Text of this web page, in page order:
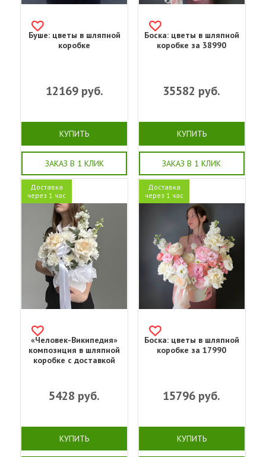
Буше: цветы в шляпной
коробке
12169руб.
КУПИТЬ
ЗАКАЗ В 1 КЛИК
Боска: цветы в шляпной
коробке за 38990
35582 руб.
КУПИТЬ
ЗАКАЗ В 1 КЛИК
Доставка
через 1 час
«Человек-Википедия»
композиция в шляпной
коробке с доставкой
5428 руб.
КУПИТЬ
Доставка
через 1 час
Боска: цветы в шляпной
коробке за 17990
15796 руб.
КУПИТЬ